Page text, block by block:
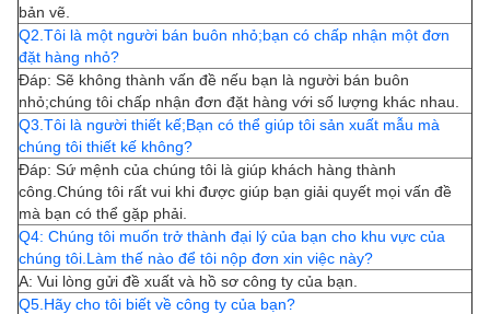
bản vẽ.
Q2.Tôi là một người bán buôn nhỏ;bạn có chấp nhận một đơn
đặt hàng nhỏ?
Đáp: Sẽ không thành vấn đề nếu bạn là người bán buôn
nhỏ;chúng tôi chấp nhận đơn đặt hàng với số lượng khác nhau.
Q3.Tôi là người thiết kế;Bạn có thể giúp tôi sản xuất mẫu mà
chúng tôi thiết kế không?
Đáp: Sứ mệnh của chúng tôi là giúp khách hàng thành
công.Chúng tôi rất vui khi được giúp bạn giải quyết mọi vấn đề
mà bạn có thể gặp phải.
Q4: Chúng tôi muốn trở thành đại lý của bạn cho khu vực của
chúng tôi.Làm thế nào để tôi nộp đơn xin việc này?
A: Vui lòng gửi đề xuất và hồ sơ công ty của bạn.
Q5.Hãy cho tôi biết về công ty của bạn?